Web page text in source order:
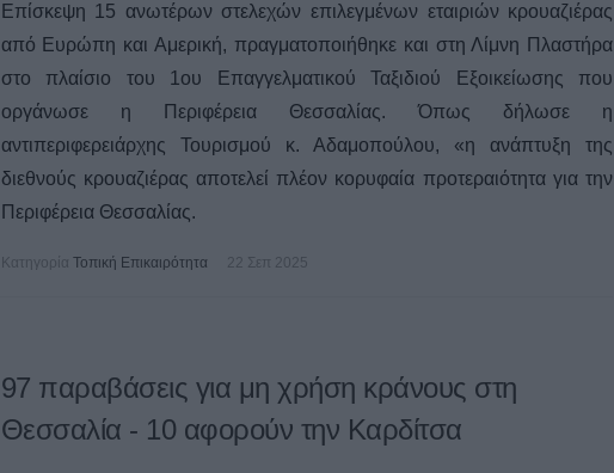
Επίσκεψη 15 ανωτέρων στελεχών επιλεγμένων εταιριών κρουαζιέρας
από Ευρώπη και Αμερική, πραγματοποιήθηκε και στη Λίμνη Πλαστήρα
στο πλαίσιο του 1ου Επαγγελματικού Ταξιδιού Εξοικείωσης που
οργάνωσε η Περιφέρεια Θεσσαλίας. Όπως δήλωσε η
αντιπεριφερειάρχης Τουρισμού κ. Αδαμοπούλου, «η ανάπτυξη της
διεθνούς κρουαζιέρας αποτελεί πλέον κορυφαία προτεραιότητα για την
Περιφέρεια Θεσσαλίας.
Κατηγορία Τοπική Επικαιρότητα 22 Σεπ 2025
97 παραβάσεις για μη χρήση κράνους στη
Θεσσαλία - 10 αφορούν την Καρδίτσα